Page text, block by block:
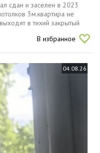
сдан и заселен в 2023
3м.квартира не
в тихий закрытый
пластиковые окна с
В избранное
04.08.26